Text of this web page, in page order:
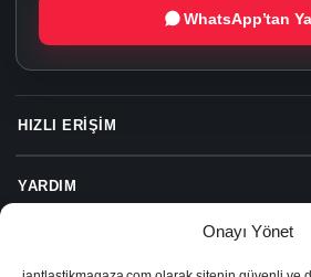
Onayı Yönet
HIZLI ERIŞIM
YARDIM
WhatsApp’tan